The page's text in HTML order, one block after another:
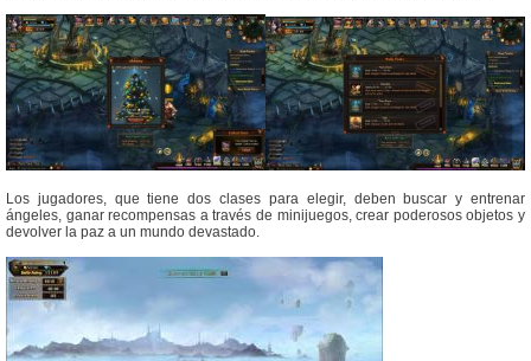
Los jugadores, que tiene dos clases para elegir, deben buscar y entrenar
ángeles, ganar recompensas a través de minijuegos, crear poderosos objetos y
devolver la paz a un mundo devastado.